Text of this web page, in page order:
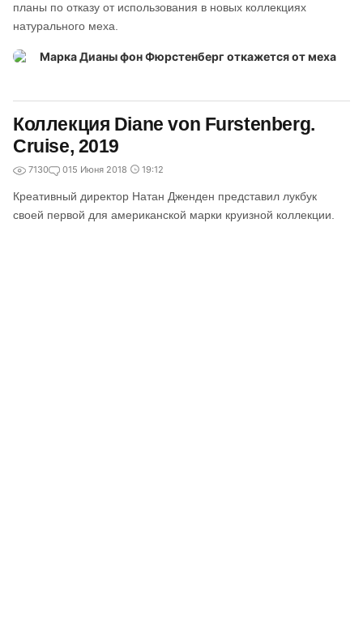
планы по отказу от использования в новых коллекциях
натурального меха.
Коллекция Diane von Furstenberg.
Cruise, 2019
7130 015 Июня 2018 19:12
Креативный директор Натан Дженден представил лукбук
своей первой для американской марки круизной коллекции.